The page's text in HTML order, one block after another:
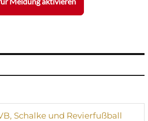
Schalke und Revierfußball